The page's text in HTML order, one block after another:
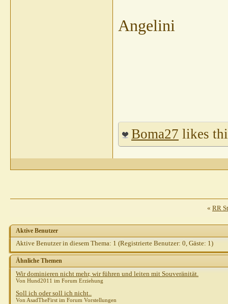
Angelini
Boma27 likes
« RR
Aktive Benutzer
Aktive Benutzer in diesem Thema: 1 (Registrierte Benutzer: 0, Gäste: 1)
Ähnliche Themen
Wir dominieren nicht mehr, wir führen und leiten mit Souveränität.
Von Hund2011 im Forum Erziehung
Soll ich oder soll ich nicht..
Von AsadTheFirst im Forum Vorstellungen